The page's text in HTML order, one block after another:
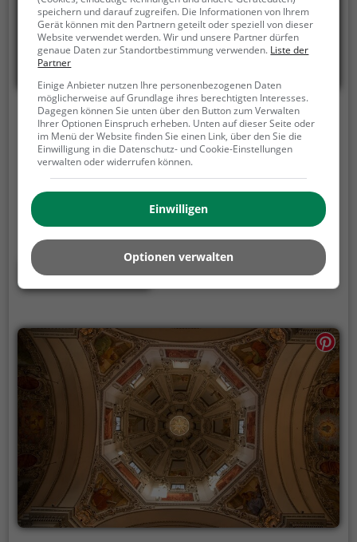
Schlossruine Waldenburg
Burgmattstrasse, 4437 Waldenburg
Schlossruine Waldenburg ist eine Burg in
Waldenburg.Die Burg eignet sich besonders gut als
Ausflugsziel für eine Wanderung oder einen
Spaziergang. Besonders beliebt ist sie bei Familien,
Naturfreunden und Geschichtsfans. Die historische
Burg offenbart Aspekte aus längst vergangenen
Zeiten und bietet einen kleinen Einblick in die
Mehr erfahren
speichern und darauf zugreifen. Die Informationen von Ihrem
Gerät können mit den Partnern geteilt oder speziell von dieser
Website verwendet werden. Wir und unsere Partner dürfen
genaue Daten zur Standortbestimmung verwenden. Liste der
Partner
Einige Anbieter nutzen Ihre personenbezogenen Daten
möglicherweise auf Grundlage ihres berechtigten Interesses.
Dagegen können Sie unten über den Button zum Verwalten
Ihrer Optionen Einspruch erheben. Unten auf dieser Seite oder
im Menü der Website finden Sie einen Link, über den Sie die
Einwilligung in die Datenschutz- und Cookie-Einstellungen
verwalten oder widerrufen können.
Einwilligen
Optionen verwalten